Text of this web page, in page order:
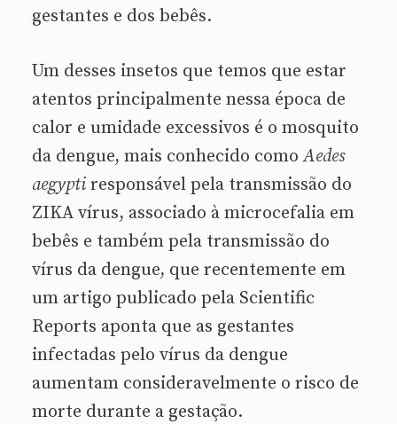
gestantes e dos bebês.
Um desses insetos que temos que estar
atentos principalmente nessa época de
calor e umidade excessivos é o mosquito
da dengue, mais conhecido comoAedes
aegypti responsável pela transmissão do
ZIKA vírus, associado à microcefalia em
bebês e também pela transmissão do
vírus da dengue, que recentemente em
um artigo publicado pela Scientific
Reports aponta que as gestantes
infectadas pelo vírus da dengue
aumentam consideravelmente o risco de
morte durante a gestação.